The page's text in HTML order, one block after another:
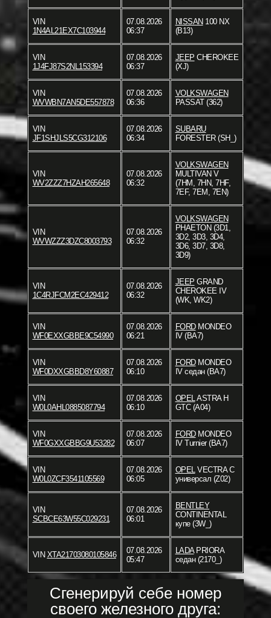
VIN
1N4AL21EX7C103944
07.08.2026
06:37
NISSAN100 NX
(B13)
VIN
1J4FJ87S2NL153394
07.08.2026
06:37
JEEP CHEROKEE
(XJ)
VIN
WVWBN7AN5DE557878
07.08.2026
06:36
VOLKSWAGEN
PASSAT (362)
VIN
JF1SHJLS5CG312106
07.08.2026
06:34
SUBARU
FORESTER (SH_)
VIN
WV2ZZZ7HZAH265648
07.08.2026
06:32
VOLKSWAGEN
MULTIVAN V
(7HM, 7HN, 7HF,
7EF, 7EM, 7EN)
VIN
WVWZZZ3DZC8003793
07.08.2026
06:32
VOLKSWAGEN
PHAETON (3D1,
3D2, 3D3, 3D4,
3D6, 3D7, 3D8,
3D9)
VIN
1C4RJFCM2EC429412
07.08.2026
06:32
JEEP GRAND
CHEROKEE IV
(WK, WK2)
VIN
WF0EXXGBBE9C54990
07.08.2026
06:21
FORDMONDEO
IV (BA7)
VIN
WF0DXXGBBD8Y60887
07.08.2026
06:10
FORDMONDEO
IV седан (BA7)
VIN
W0L0AHL0885087794
07.08.2026
06:10
OPEL ASTRA H
GTC (A04)
VIN
WF0GXXGBBG9U53282
07.08.2026
06:07
FORDMONDEO
IV Turnier (BA7)
VIN
W0L0ZCF3541105569
07.08.2026
06:05
OPEL VECTRA C
универсал (Z02)
VIN
SCBCE63W55C029231
07.08.2026
06:01
BENTLEY
CONTINENTAL
купе (3W_)
VIN XTA21703080105846
07.08.2026
05:47
LADAPRIORA
седан (2170_)
Сгенерируй себе номер
своего железного друга: